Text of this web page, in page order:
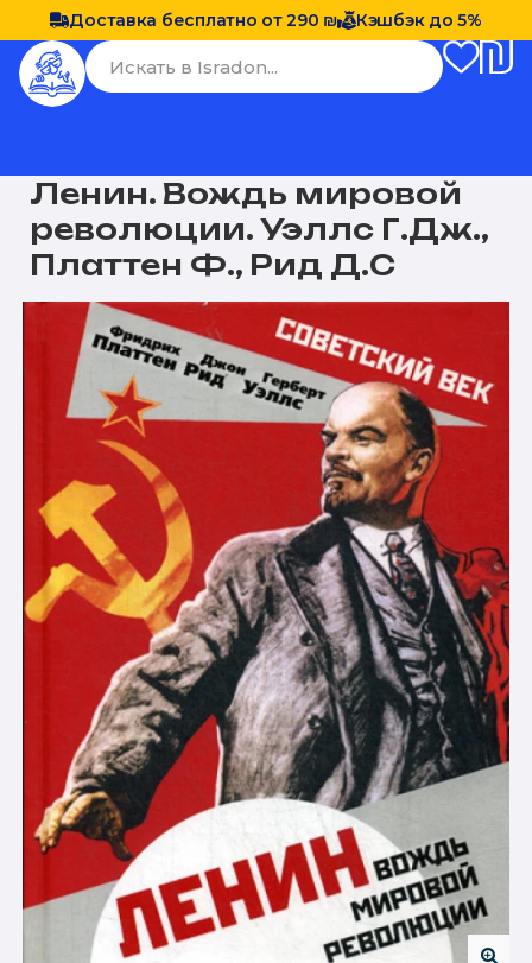
Доставка бесплатно от 290 ₪ Кэшбэк до 5%
Ленин. Вождь мировой
революции. Уэллс Г.Дж.,
Платтен Ф., Рид Д.С